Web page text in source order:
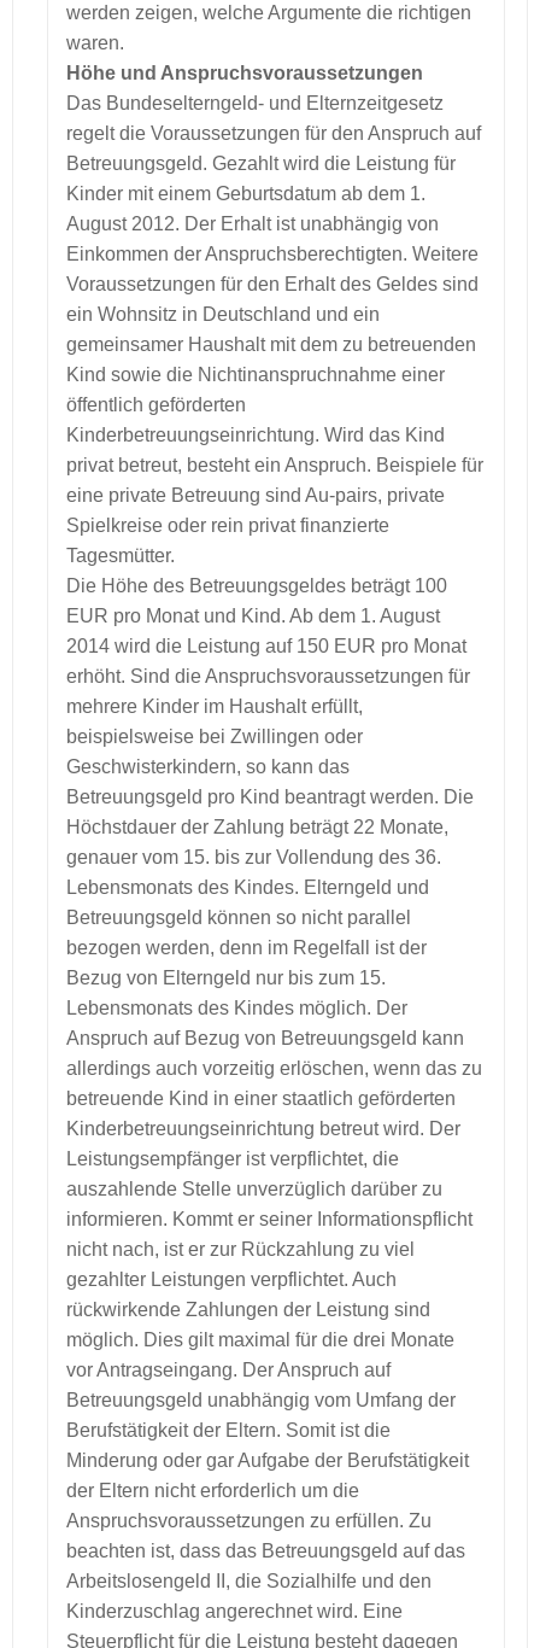
werden zeigen, welche Argumente die richtigen
waren.
Höhe und Anspruchsvoraussetzungen
Das Bundeselterngeld- und Elternzeitgesetz
regelt die Voraussetzungen für den Anspruch auf
Betreuungsgeld. Gezahlt wird die Leistung für
Kinder mit einem Geburtsdatum ab dem 1.
August 2012. Der Erhalt ist unabhängig von
Einkommen der Anspruchsberechtigten. Weitere
Voraussetzungen für den Erhalt des Geldes sind
ein Wohnsitz in Deutschland und ein
gemeinsamer Haushalt mit dem zu betreuenden
Kind sowie die Nichtinanspruchnahme einer
öffentlich geförderten
Kinderbetreuungseinrichtung. Wird das Kind
privat betreut, besteht ein Anspruch. Beispiele für
eine private Betreuung sind Au-pairs, private
Spielkreise oder rein privat finanzierte
Tagesmütter.
Die Höhe des Betreuungsgeldes beträgt 100
EUR pro Monat und Kind. Ab dem 1. August
2014 wird die Leistung auf 150 EUR pro Monat
erhöht. Sind die Anspruchsvoraussetzungen für
mehrere Kinder im Haushalt erfüllt,
beispielsweise bei Zwillingen oder
Geschwisterkindern, so kann das
Betreuungsgeld pro Kind beantragt werden. Die
Höchstdauer der Zahlung beträgt 22 Monate,
genauer vom 15. bis zur Vollendung des 36.
Lebensmonats des Kindes. Elterngeld und
Betreuungsgeld können so nicht parallel
bezogen werden, denn im Regelfall ist der
Bezug von Elterngeld nur bis zum 15.
Lebensmonats des Kindes möglich. Der
Anspruch auf Bezug von Betreuungsgeld kann
allerdings auch vorzeitig erlöschen, wenn das zu
betreuende Kind in einer staatlich geförderten
Kinderbetreuungseinrichtung betreut wird. Der
Leistungsempfänger ist verpflichtet, die
auszahlende Stelle unverzüglich darüber zu
informieren. Kommt er seiner Informationspflicht
nicht nach, ist er zur Rückzahlung zu viel
gezahlter Leistungen verpflichtet. Auch
rückwirkende Zahlungen der Leistung sind
möglich. Dies gilt maximal für die drei Monate
vor Antragseingang. Der Anspruch auf
Betreuungsgeld unabhängig vom Umfang der
Berufstätigkeit der Eltern. Somit ist die
Minderung oder gar Aufgabe der Berufstätigkeit
der Eltern nicht erforderlich um die
Anspruchsvoraussetzungen zu erfüllen. Zu
beachten ist, dass das Betreuungsgeld auf das
Arbeitslosengeld II, die Sozialhilfe und den
Kinderzuschlag angerechnet wird. Eine
Steuerpflicht für die Leistung besteht dagegen